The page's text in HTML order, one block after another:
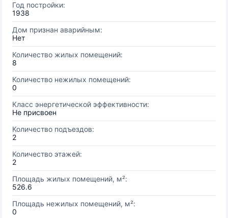
Год постройки:
1938
Дом признан аварийным:
Нет
Количество жилых помещений:
8
Количество нежилых помещений:
0
Класс энергетической эффективности:
Не присвоен
Количество подъездов:
2
Количество этажей:
2
Площадь жилых помещений, м²:
526.6
Площадь нежилых помещений, м²:
0